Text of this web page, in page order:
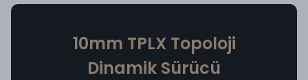
10mm TPLX Topoloji
Dinamik Sürücü